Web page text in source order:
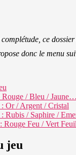
ce dossier
donc le menu
Rouge / Bleu /
: Or / Argent / Cristal
Rubis / Saphire /
Rouge Feu / Vert
jeu